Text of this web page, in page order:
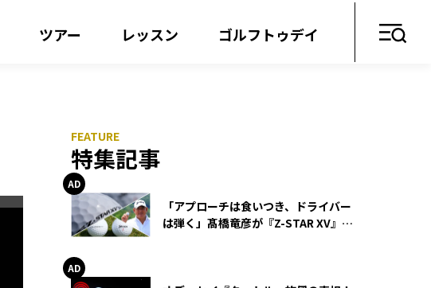
ツアー レッスン ゴルフトゥデイ
特集記事
「アプローチは食いつき、ドライバー
は弾く」髙橋竜彦が『Z-STAR XV』を